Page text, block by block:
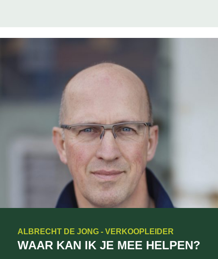
ALBRECHT DE JONG - VERKOOPLEIDER
WAAR KAN IK JE MEE HELPEN?